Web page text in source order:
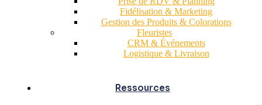
Fidélisation & Marketing
Gestion des Produits & Colorations
Fleuristes
CRM & Événements
Logistique & Livraison
Ressources